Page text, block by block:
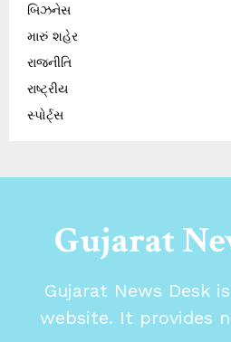
બિઝનેસ
મારું શહેર
રાજનીતિ
રાષ્ટ્રીય
સ્પોર્ટ્સ
Gujarat
Gujarat News Desk
website. It provides